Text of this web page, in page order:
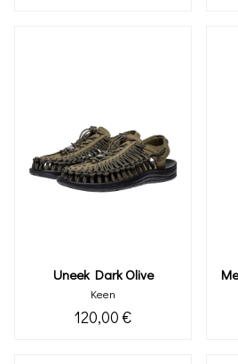
Uneek Dark Olive
Keen
120,00 €